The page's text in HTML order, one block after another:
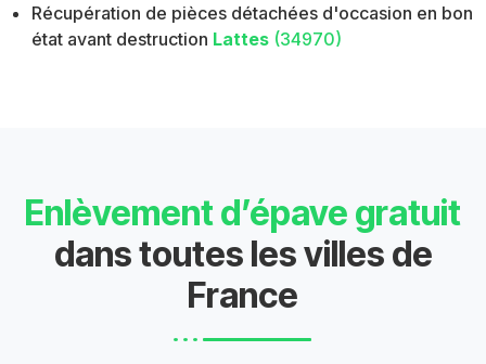
Récupération de pièces détachées d'occasion en bon
état avant destruction Lattes (34970)
Enlèvement d’épave gratuit
dans toutes les villes de
France